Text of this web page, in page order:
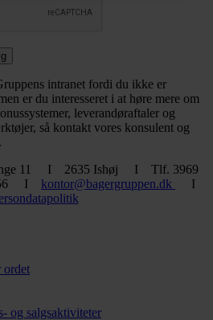
intranet fordi du ikke er
er du interesseret i at høre mere om
leverandøraftaler og
så kontakt vores konsulent og
11 I 2635 Ishøj I Tlf. 3969
I kontor@bagergruppen.dk
I
ordet
og salgsaktiviteter